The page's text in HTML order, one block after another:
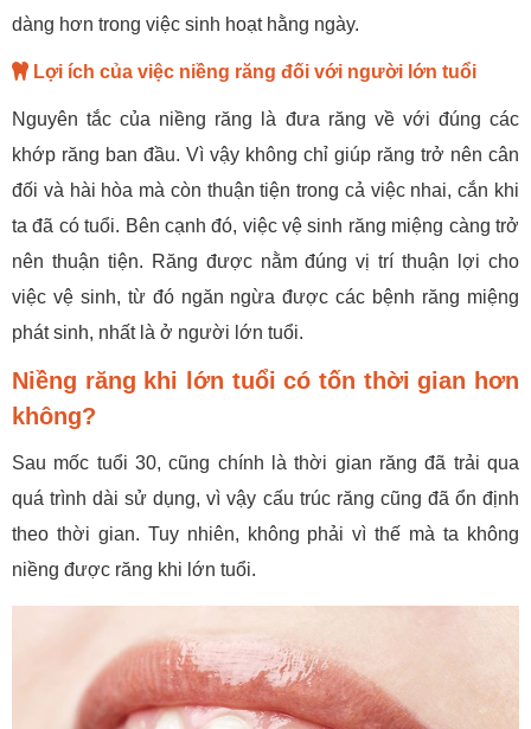
dàng hơn trong việc sinh hoạt hằng ngày.
Lợi ích của việc niềng răng đối với người lớn tuổi
Nguyên tắc của niềng răng là đưa răng về với đúng các
khớp răng ban đầu. Vì vậy không chỉ giúp răng trở nên cân
đối và hài hòa mà còn thuận tiện trong cả việc nhai, cắn khi
ta đã có tuổi. Bên cạnh đó, việc vệ sinh răng miệng càng trở
nên thuận tiện. Răng được nằm đúng vị trí thuận lợi cho
việc vệ sinh, từ đó ngăn ngừa được các bệnh răng miệng
phát sinh, nhất là ở người lớn tuổi.
Niềng răng khi lớn tuổi có tốn thời gian hơn
không?
Sau mốc tuổi 30, cũng chính là thời gian răng đã trải qua
quá trình dài sử dụng, vì vậy cấu trúc răng cũng đã ổn định
theo thời gian. Tuy nhiên, không phải vì thế mà ta không
niềng được răng khi lớn tuổi.